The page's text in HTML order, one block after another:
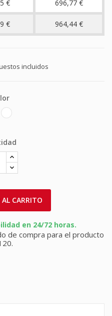
€ 696,77 €
€ 964,44 €
incluidos
blanco
CARRITO
en 24/72 horas.
de compra para el producto